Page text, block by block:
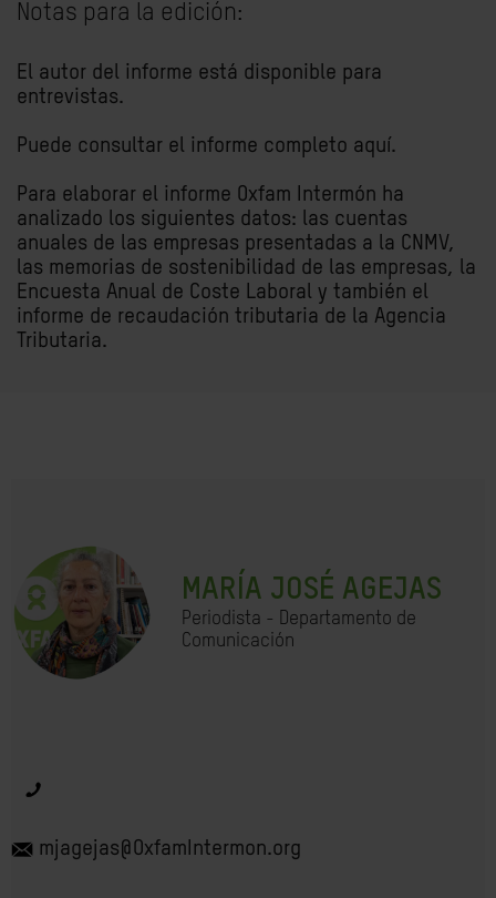
Notas para la edición:
El autor del informe está disponible para
entrevistas.
Puede consultar el informe completo aquí.
Para elaborar el informe Oxfam Intermón ha
analizado los siguientes datos: las cuentas
anuales de las empresas presentadas a la CNMV,
las memorias de sostenibilidad de las empresas, la
Encuesta Anual de Coste Laboral y también el
informe de recaudación tributaria de la Agencia
Tributaria.
MARÍA JOSÉ AGEJAS
Periodista - Departamento de
Comunicación
mjagejas@OxfamIntermon.org